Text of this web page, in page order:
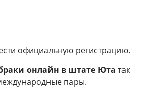
официальную регистрацию.
онлайн в штате Юта так
пары.